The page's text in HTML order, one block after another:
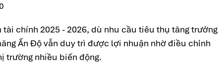
tài chính 2025 - 2026, dù nhu cầu tiêu thụ tăng trưởng
Ấn Độ vẫn duy trì được lợi nhuận nhờ điều chỉnh
trường nhiều biến động.